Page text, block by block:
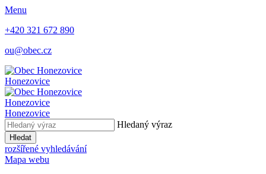
Menu
+420 321 672 890
ou@obec.cz
Honezovice
Honezovice
Honezovice
Hledaný výraz
Hledat
rozšířené vyhledávání
Mapa webu